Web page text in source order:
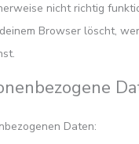
nicht richtig
Browser löscht,
Daten: